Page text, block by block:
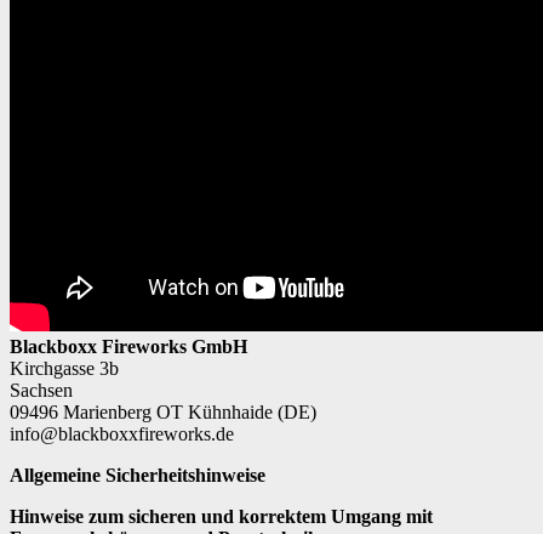
Blackboxx Fireworks GmbH
Kirchgasse 3b
Sachsen
09496 Marienberg OT Kühnhaide (DE)
info@blackboxxfireworks.de
Allgemeine Sicherheitshinweise
Hinweise zum sicheren und korrektem Umgang mit